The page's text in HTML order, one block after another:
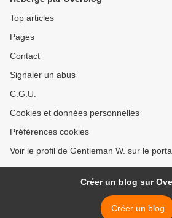
Top articles
Pages
Contact
Signaler un abus
C.G.U.
Cookies et données personnelles
Préférences cookies
Voir le profil de Gentleman W. sur le
Créer un blog sur
Créer un blog